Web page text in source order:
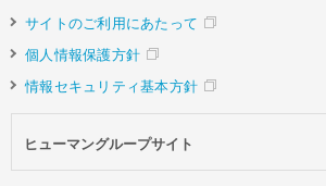
サイトのご利用にあたって
個人情報保護方針
情報セキュリティ基本方針
ヒューマングループサイト